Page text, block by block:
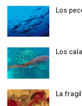
Los
Los
La